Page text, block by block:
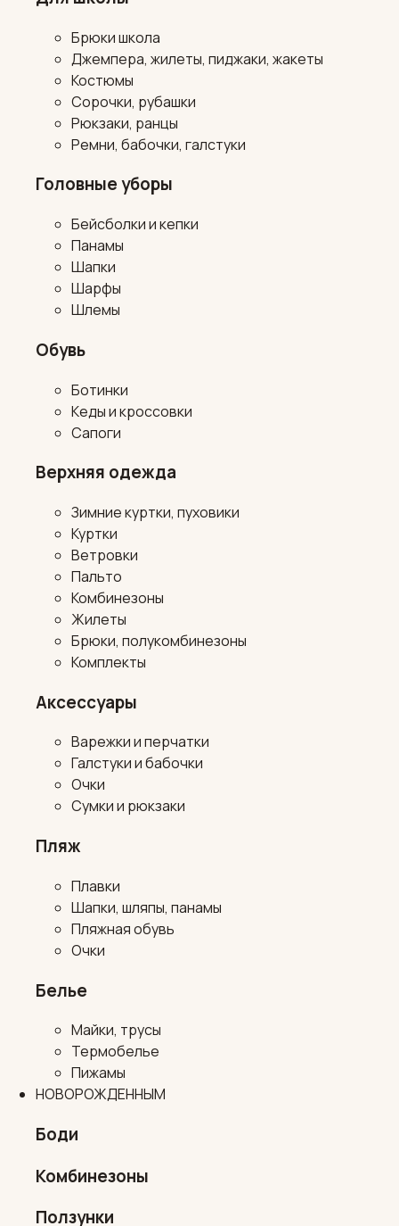
Брюки школа
Джемпера, жилеты, пиджаки, жакеты
Костюмы
Сорочки, рубашки
Рюкзаки, ранцы
Ремни, бабочки, галстуки
Головные уборы
Бейсболки и кепки
Панамы
Шапки
Шарфы
Шлемы
Обувь
Ботинки
Кеды и кроссовки
Сапоги
Верхняя одежда
Зимние куртки, пуховики
Куртки
Ветровки
Пальто
Комбинезоны
Жилеты
Брюки, полукомбинезоны
Комплекты
Аксессуары
Варежки и перчатки
Галстуки и бабочки
Очки
Сумки и рюкзаки
Пляж
Плавки
Шапки, шляпы, панамы
Пляжная обувь
Очки
Белье
Майки, трусы
Термобелье
Пижамы
НОВОРОЖДЕННЫМ
Боди
Комбинезоны
Ползунки